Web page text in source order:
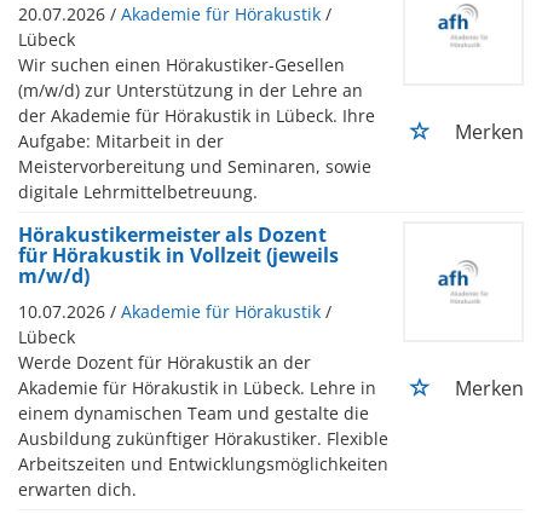
20.07.2026 / Akademie für Hörakustik /
Lübeck
Wir suchen einen Hörakustiker-Gesellen
(m/w/d) zur Unterstützung in der Lehre an
der Akademie für Hörakustik in Lübeck. Ihre
Aufgabe: Mitarbeit in der
Meistervorbereitung und Seminaren, sowie
digitale Lehrmittelbetreuung.
Merken
Hörakustikermeister als Dozent
für Hörakustik in Vollzeit (jeweils
m/w/d)
10.07.2026 / Akademie für Hörakustik /
Lübeck
Werde Dozent für Hörakustik an der
Akademie für Hörakustik in Lübeck. Lehre in
einem dynamischen Team und gestalte die
Ausbildung zukünftiger Hörakustiker. Flexible
Arbeitszeiten und Entwicklungsmöglichkeiten
erwarten dich.
Merken